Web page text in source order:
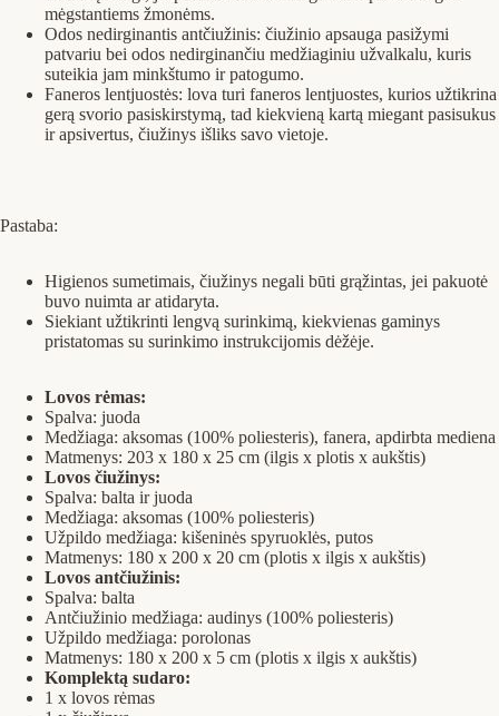
mėgstantiems žmonėms.
Odos nedirginantis antčiužinis: čiužinio apsauga pasižymi
patvariu bei odos nedirginančiu medžiaginiu užvalkalu, kuris
suteikia jam minkštumo ir patogumo.
Faneros lentjuostės: lova turi faneros lentjuostes, kurios užtikrina
gerą svorio pasiskirstymą, tad kiekvieną kartą miegant pasisukus
ir apsivertus, čiužinys išliks savo vietoje.
Pastaba:
Higienos sumetimais, čiužinys negali būti grąžintas, jei pakuotė
buvo nuimta ar atidaryta.
Siekiant užtikrinti lengvą surinkimą, kiekvienas gaminys
pristatomas su surinkimo instrukcijomis dėžėje.
Lovos rėmas:
Spalva: juoda
Medžiaga: aksomas (100% poliesteris), fanera, apdirbta mediena
Matmenys: 203 x 180 x 25 cm (ilgis x plotis x aukštis)
Lovos čiužinys:
Spalva: balta ir juoda
Medžiaga: aksomas (100% poliesteris)
Užpildo medžiaga: kišeninės spyruoklės, putos
Matmenys: 180 x 200 x 20 cm (plotis x ilgis x aukštis)
Lovos antčiužinis:
Spalva: balta
Antčiužinio medžiaga: audinys (100% poliesteris)
Užpildo medžiaga: porolonas
Matmenys: 180 x 200 x 5 cm (plotis x ilgis x aukštis)
Komplektą sudaro:
1 x lovos rėmas